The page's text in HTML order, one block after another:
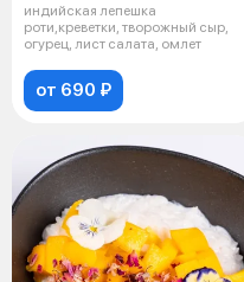
индийская лепешка
роти,креветки, творожный сыр,
огурец, лист салата, омлет
от 690 ₽